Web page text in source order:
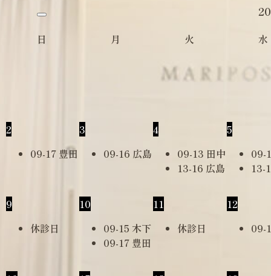
日 月 火 水
2
09-17 豊田
3
09-16 広島
4
09-13 田中
13-16 広島
5
09-
13-
9
休診日
10
09-15 木下
09-17 豊田
11
休診日
12
09-